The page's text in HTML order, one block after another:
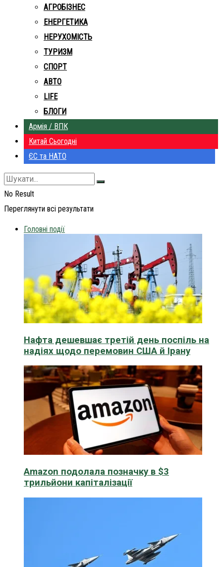
АГРОБІЗНЕС
ЕНЕРГЕТИКА
НЕРУХОМІСТЬ
ТУРИЗМ
СПОРТ
АВТО
LIFE
БЛОГИ
Армія / ВПК
Китай Сьогодні
ЄС та НАТО
No Result
Переглянути всі результати
Головні події
Нафта дешевшає третій день поспіль на
надіях щодо перемовин США й Ірану
Amazon подолала позначку в $3
трильйони капіталізації